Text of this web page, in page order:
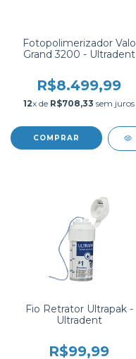
Fotopolimerizador Valo
Grand 3200 - Ultradent
R$8.499,99
12x de R$708,33 sem juros
Fio Retrator Ultrapak -
Ultradent
R$99,99